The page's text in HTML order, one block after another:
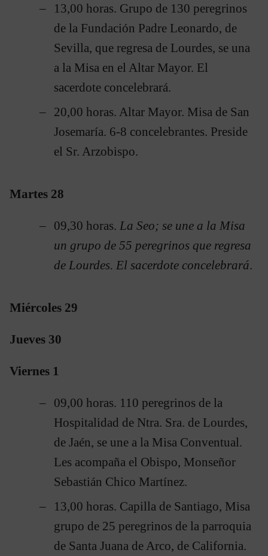
13,00 horas. Grupo de 130 peregrinos
de la Fundación Padre Leonardo, de
Sevilla, que regresa de Lourdes, se una
a la Misa en el Altar Mayor. El
sacerdote concelebrará.
20,00 horas. Altar Mayor. Misa de San
Josemaría. 6-8 concelebrantes. Preside
el Sr. Arzobispo.
Martes 28
09,30 horas.La Seo; se une a la Misa
un grupo de 55 peregrinos que regresa
de Lourdes. El sacerdote concelebrará.
Miércoles 29
Jueves 30
Viernes 1
09,00 horas. 110 peregrinos de la
Hospitalidad de Ntra. Sra. de Lourdes,
de Jaén, se une a la Misa Conventual.
Les acompaña el Obispo, Monseñor
Sebastián Chico Martínez.
13,00 horas. Capilla de Santiago, Misa
grupo de 25 peregrinos de la parroquia
de Santa Juana de Arco, de California.